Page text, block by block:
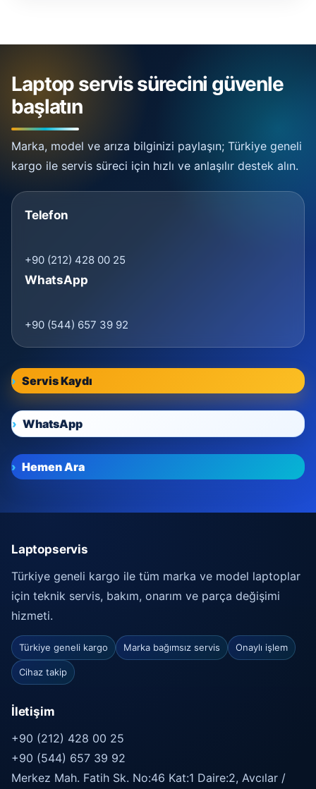
Laptop servis sürecini güvenle
başlatın
Marka, model ve arıza bilginizi paylaşın; Türkiye geneli
kargo ile servis süreci için hızlı ve anlaşılır destek alın.
Telefon
+90 (212) 428 00 25
WhatsApp
+90 (544) 657 39 92
Servis Kaydı
WhatsApp
Hemen Ara
Laptopservis
Türkiye geneli kargo ile tüm marka ve model laptoplar
için teknik servis, bakım, onarım ve parça değişimi
hizmeti.
Türkiye geneli kargo Marka bağımsız servis Onaylı işlem
Cihaz takip
İletişim
+90 (212) 428 00 25
+90 (544) 657 39 92
Merkez Mah. Fatih Sk. No:46 Kat:1 Daire:2, Avcılar /